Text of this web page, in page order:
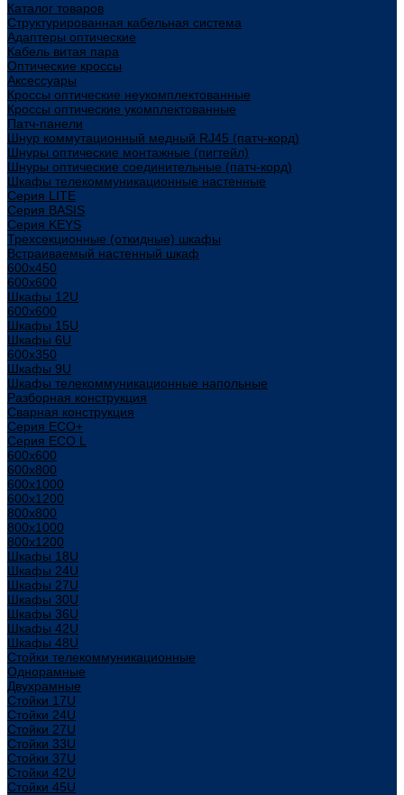
Каталог товаров
Структурированная кабельная система
Адаптеры оптические
Кабель витая пара
Оптические кроссы
Аксессуары
Кроссы оптические неукомплектованные
Кроссы оптические укомплектованные
Патч-панели
Шнур коммутационный медный RJ45 (патч-корд)
Шнуры оптические монтажные (пигтейл)
Шнуры оптические соединительные (патч-корд)
Шкафы телекоммуникационные настенные
Cерия LITE
Cерия BASIS
Cерия KEYS
Трехсекционные (откидные) шкафы
Встраиваемый настенный шкаф
600x450
600x600
Шкафы 12U
600x600
Шкафы 15U
Шкафы 6U
600x350
Шкафы 9U
Шкафы телекоммуникационные напольные
Разборная конструкция
Сварная конструкция
Серия ECO+
Серия ECO L
600x600
600x800
600х1000
600х1200
800x800
800х1000
800х1200
Шкафы 18U
Шкафы 24U
Шкафы 27U
Шкафы 30U
Шкафы 36U
Шкафы 42U
Шкафы 48U
Стойки телекоммуникационные
Однорамные
Двухрамные
Стойки 17U
Стойки 24U
Стойки 27U
Стойки 33U
Стойки 37U
Стойки 42U
Стойки 45U